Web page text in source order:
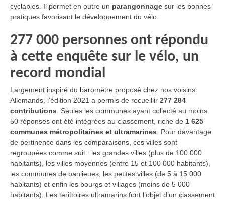
cyclables. Il permet en outre un parangonnage sur les bonnes
pratiques favorisant le développement du vélo.
277 000 personnes ont répondu
à cette enquête sur le vélo, un
record mondial
Largement inspiré du baromètre proposé chez nos voisins
Allemands, l’édition 2021 a permis de recueillir 277 284
contributions . Seules les communes ayant collecté au moins
50 réponses ont été intégrées au classement, riche de 1 625
communes métropolitaines et ultramarines . Pour davantage
de pertinence dans les comparaisons, ces villes sont
regroupées comme suit : les grandes villes (plus de 100 000
habitants), les villes moyennes (entre 15 et 100 000 habitants),
les communes de banlieues, les petites villes (de 5 à 15 000
habitants) et enfin les bourgs et villages (moins de 5 000
habitants). Les terittoires ultramarins font l’objet d’un classement